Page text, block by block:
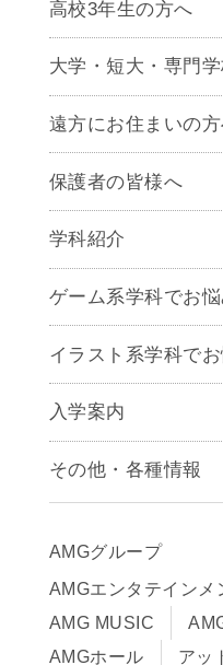
高校3年生の方へ
大学・短大・専門
遠方にお住まいの
保護者の皆様へ
学科紹介
ゲームクリエイ
CG学科
アニメーション
声優学科
ゲーム系学科でお
イラスト系学科で
入学案内
募集要項
早期出願制度・
入学までの流れ
学費サポート・各
学費について
Q&A
その他・各種情報
アクセス
サイトポリシー
在校生・保護者の
卒業生の皆様へ
AMGグループ
AMGエンタテインメ
AMG MUSIC
AMGホール
アッ